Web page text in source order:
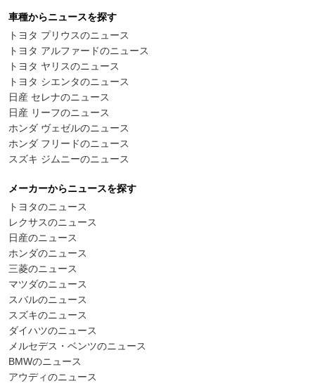
車種からニュースを探す
トヨタ プリウスのニュース
トヨタ アルファードのニュース
トヨタ ヤリスのニュース
トヨタ シエンタのニュース
日産 セレナのニュース
日産 リーフのニュース
ホンダ ヴェゼルのニュース
ホンダ フリードのニュース
スズキ ジムニーのニュース
メーカーからニュースを探す
トヨタのニュース
レクサスのニュース
日産のニュース
ホンダのニュース
三菱のニュース
マツダのニュース
スバルのニュース
スズキのニュース
ダイハツのニュース
メルセデス・ベンツのニュース
BMWのニュース
アウディのニュース